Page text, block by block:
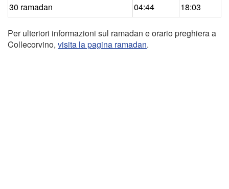
30 ramadan
04:44 18:03
Per ulteriori informazioni sul ramadan e orario preghiera a
Collecorvino, visita la pagina ramadan.